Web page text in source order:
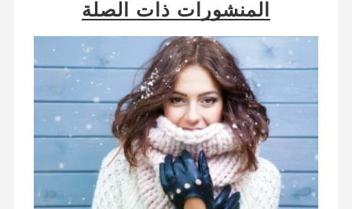
المنشورات ذات الصلة